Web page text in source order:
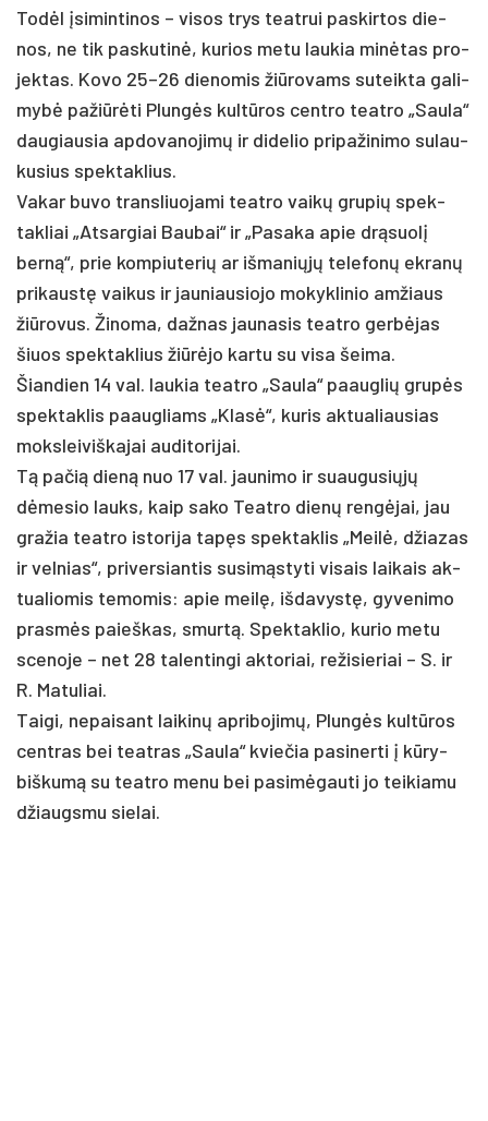
Todėl įsi­min­ti­nos – vi­sos trys teat­rui pa­skir­tos die­
nos, ne tik pa­sku­tinė, ku­rios me­tu lau­kia minė­tas pro­
jek­tas. Ko­vo 25–26 die­no­mis žiū­ro­vams su­teik­ta ga­li­
mybė pa­žiūrė­ti Plungės kultū­ros cent­ro teat­ro „Sau­la“
dau­giau­sia ap­do­va­no­jimų ir di­de­lio pri­pa­ži­ni­mo su­lau­
ku­sius spek­tak­lius.
Va­kar bu­vo trans­liuo­ja­mi teat­ro vaikų gru­pių spek­
tak­liai „At­sar­giai Bau­bai“ ir „Pa­sa­ka apie drąsuolį
berną“, prie kom­piu­te­rių ar iš­ma­niųjų te­le­fonų ek­ranų
pri­kaustę vai­kus ir jau­niau­sio­jo mo­kyk­li­nio am­žiaus
žiū­ro­vus. Ži­no­ma, daž­nas jau­na­sis teat­ro gerbė­jas
šiuos spek­tak­lius žiūrė­jo kar­tu su vi­sa šei­ma.
Šian­dien 14 val. lau­kia teat­ro „Sau­la“ paaug­lių grupės
spek­tak­lis paaug­liams „Klasė“, ku­ris ak­tua­liau­sias
moks­lei­viš­ka­jai au­di­to­ri­jai.
Tą pa­čią dieną nuo 17 val. jau­ni­mo ir suau­gu­siųjų
dėme­sio lauks, kaip sa­ko Teat­ro dienų rengė­jai, jau
gra­žia teat­ro is­to­ri­ja tapęs spek­tak­lis „Meilė, džia­zas
ir vel­nias“, pri­ver­sian­tis su­si­mąsty­ti vi­sais lai­kais ak­
tua­lio­mis te­mo­mis: apie meilę, iš­da­vystę, gy­ve­ni­mo
pra­smės paieš­kas, smurtą. Spek­tak­lio, ku­rio me­tu
sce­no­je – net 28 ta­len­tin­gi ak­to­riai, re­ži­sie­riai – S. ir
R. Ma­tu­liai.
Tai­gi, ne­pai­sant lai­kinų ap­ri­bo­jimų, Plungės kultū­ros
cent­ras bei teat­ras „Sau­la“ kvie­čia pa­si­ner­ti į kūry­
biš­kumą su teat­ro me­nu bei pa­si­mėgau­ti jo tei­kia­mu
džiaugs­mu sie­lai.